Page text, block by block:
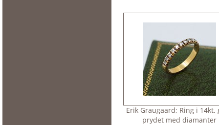
Erik Graugaard; Ring i 14kt.
prydet med diamanter